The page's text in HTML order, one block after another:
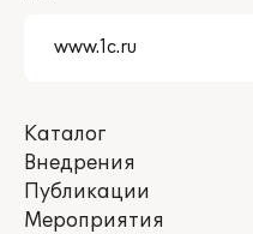
Каталог
Внедрения
Публикации
Мероприятия